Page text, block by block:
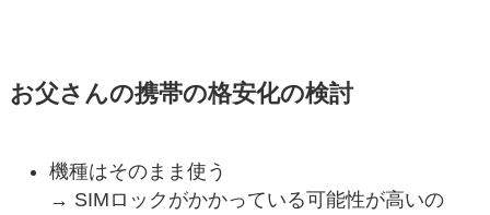
お父さんの携帯の格安化の検討
機種はそのまま使う
→ SIMロックがかかっている可能性が高いの